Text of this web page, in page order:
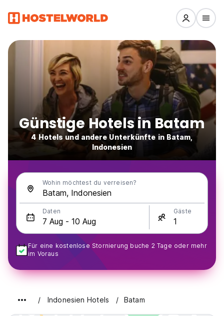
Günstige Hotels in Batam
4 Hotels und andere Unterkünfte in Batam,
Indonesien
Wohin möchtest du verreisen?
Daten Gäste
Für eine kostenlose Stornierung buche 2 Tage oder mehr
im Voraus
Indonesien Hotels Batam